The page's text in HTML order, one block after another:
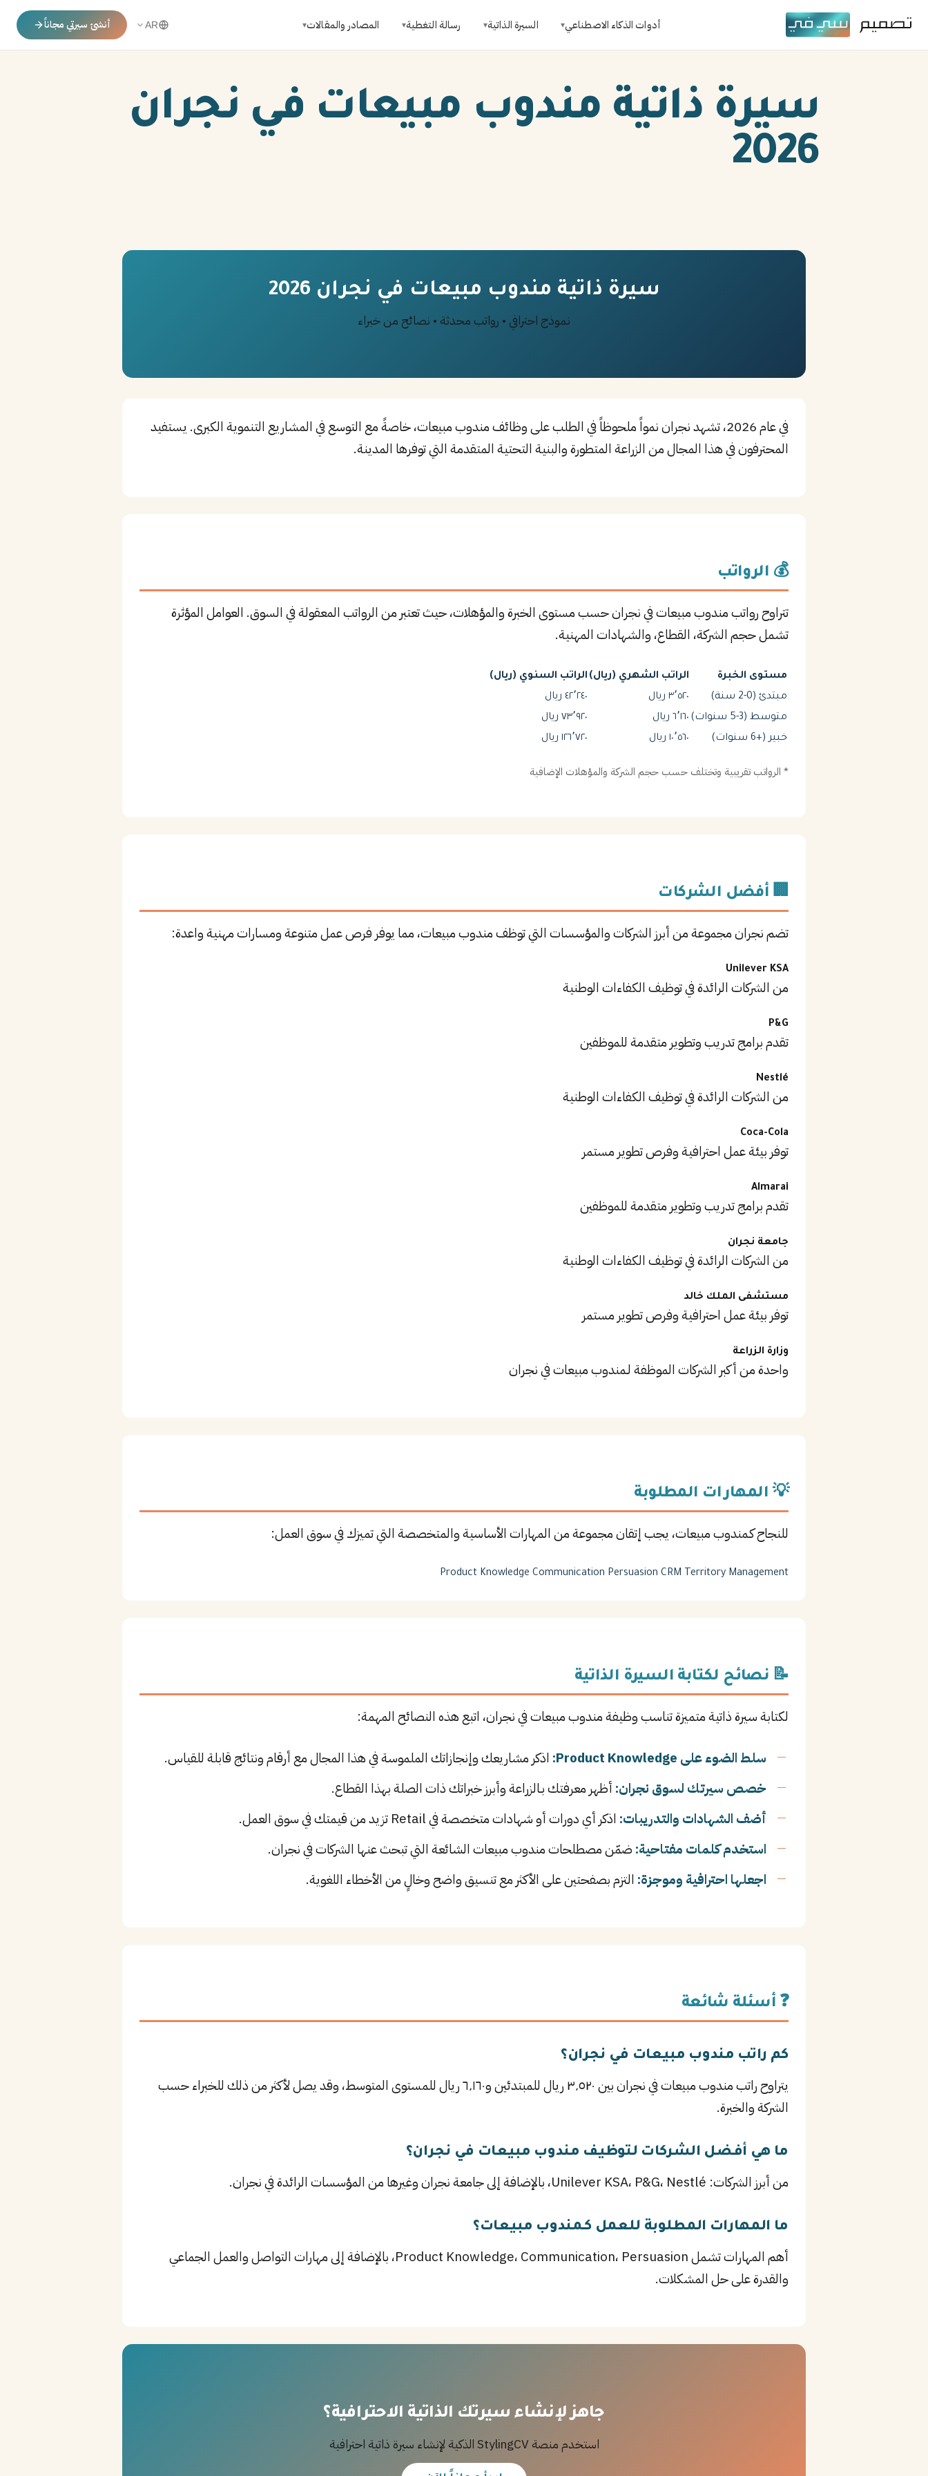
أدوات الذكاء الاصطناعي▾ السيرة الذاتية▾ رسالة التغطية▾ المصادر والمقالات▾
AR أنشئ سيرتي مجاناً
سيرة ذاتية مندوب مبيعات في نجران
2026
سيرة ذاتية مندوب مبيعات في نجران 2026
نموذج احترافي • رواتب محدثة • نصائح من خبراء
في عام 2026، تشهد نجران نمواً ملحوظاً في الطلب على وظائف مندوب مبيعات، خاصةً مع التوسع في المشاريع التنموية الكبرى. يستفيد
المحترفون في هذا المجال من الزراعة المتطورة والبنية التحتية المتقدمة التي توفرها المدينة.
💰 الرواتب
تتراوح رواتب مندوب مبيعات في نجران حسب مستوى الخبرة والمؤهلات، حيث تعتبر من الرواتب المعقولة في السوق. العوامل المؤثرة
تشمل حجم الشركة، القطاع، والشهادات المهنية.
مستوى الخبرة الراتب الشهري (ريال) الراتب السنوي (ريال)
مبتدئ (0-2 سنة)
٣٬٥٢٠ ريال
٤٢٬٢٤٠ ريال
متوسط (3-5 سنوات)
٦٬١٦٠ ريال
٧٣٬٩٢٠ ريال
خبير (+6 سنوات)
١٠٬٥٦٠ ريال ١٢٦٬٧٢٠ ريال
* الرواتب تقريبية وتختلف حسب حجم الشركة والمؤهلات الإضافية
🏢 أفضل الشركات
تضم نجران مجموعة من أبرز الشركات والمؤسسات التي توظف مندوب مبيعات، مما يوفر فرص عمل متنوعة ومسارات مهنية واعدة:
Unilever KSA
من الشركات الرائدة في توظيف الكفاءات الوطنية
P&G
تقدم برامج تدريب وتطوير متقدمة للموظفين
Nestlé
من الشركات الرائدة في توظيف الكفاءات الوطنية
Coca-Cola
توفر بيئة عمل احترافية وفرص تطوير مستمر
Almarai
تقدم برامج تدريب وتطوير متقدمة للموظفين
جامعة نجران
من الشركات الرائدة في توظيف الكفاءات الوطنية
مستشفى الملك خالد
توفر بيئة عمل احترافية وفرص تطوير مستمر
وزارة الزراعة
واحدة من أكبر الشركات الموظفة لـمندوب مبيعات في نجران
💡 المهارات المطلوبة
للنجاح كـمندوب مبيعات، يجب إتقان مجموعة من المهارات الأساسية والمتخصصة التي تميزك في سوق العمل:
Product Knowledge Communication Persuasion CRM Territory Management
📝 نصائح لكتابة السيرة الذاتية
لكتابة سيرة ذاتية متميزة تناسب وظيفة مندوب مبيعات في نجران، اتبع هذه النصائح المهمة:
سلط الضوء على Product Knowledge:
اذكر مشاريعك وإنجازاتك الملموسة في هذا المجال مع أرقام ونتائج قابلة للقياس.
خصص سيرتك لسوق نجران: أظهر معرفتك بـالزراعة وأبرز خبراتك ذات الصلة بهذا القطاع.
أضف الشهادات والتدريبات: اذكر أي دورات أو شهادات متخصصة في Retail تزيد من قيمتك في سوق العمل.
استخدم كلمات مفتاحية: ضمّن مصطلحات مندوب مبيعات الشائعة التي تبحث عنها الشركات في نجران.
اجعلها احترافية وموجزة: التزم بصفحتين على الأكثر مع تنسيق واضح وخالٍ من الأخطاء اللغوية.
❓ أسئلة شائعة
كم راتب مندوب مبيعات في نجران؟
يتراوح راتب مندوب مبيعات في نجران بين ٣٬٥٢٠ ريال للمبتدئين و٦٬١٦٠ ريال للمستوى المتوسط، وقد يصل لأكثر من ذلك للخبراء حسب
الشركة والخبرة.
ما هي أفضل الشركات لتوظيف مندوب مبيعات في نجران؟
من أبرز الشركات: Unilever KSA، P&G، Nestlé، بالإضافة إلى جامعة نجران وغيرها من المؤسسات الرائدة في نجران.
ما المهارات المطلوبة للعمل كـمندوب مبيعات؟
أهم المهارات تشمل Product Knowledge، Communication، Persuasion، بالإضافة إلى مهارات التواصل والعمل الجماعي
والقدرة على حل المشكلات.
جاهز لإنشاء سيرتك الذاتية الاحترافية؟
استخدم منصة StylingCV الذكية لإنشاء سيرة ذاتية احترافية